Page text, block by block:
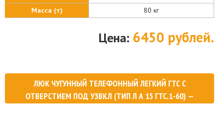
Масса (т)
80 кг
Цена: 6450 рублей.
ЛЮК ЧУГУННЫЙ ТЕЛЕФОННЫЙ ЛЕГКИЙ ГТС С
ОТВЕРСТИЕМ ПОД УЗВКЛ (ТИП Л А 15 ГТС.1-60) —